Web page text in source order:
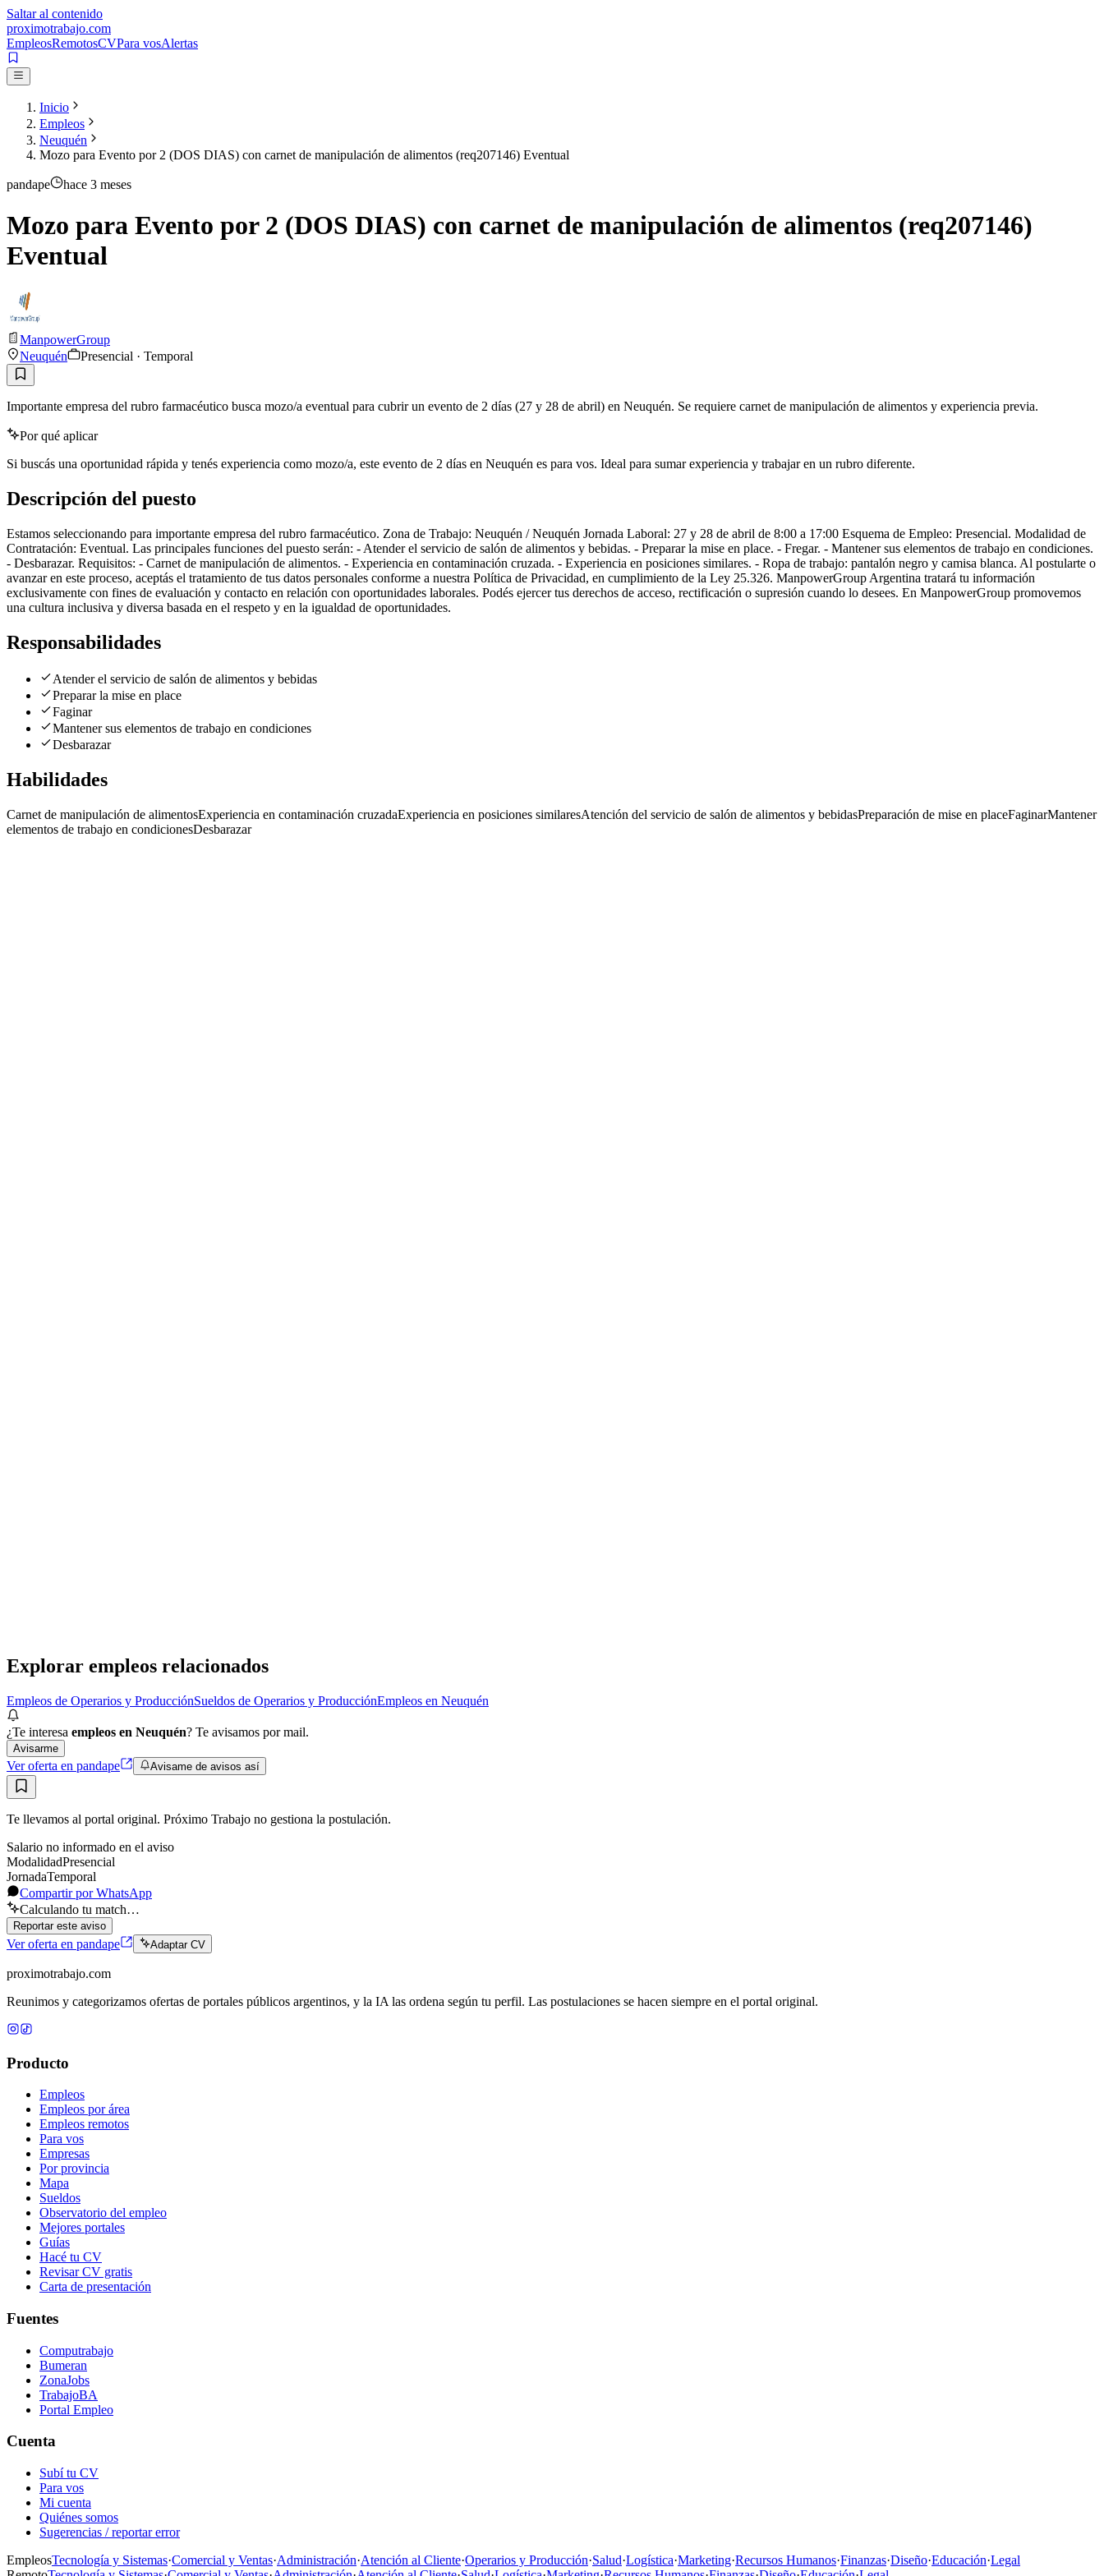
Saltar al contenido
proximotrabajo.com
EmpleosRemotosCVPara vosAlertas
Inicio
Empleos
Neuquén
Mozo para Evento por 2 (DOS DIAS) con carnet de manipulación de alimentos (req207146) Eventual
pandape hace 3 meses
Mozo para Evento por 2 (DOS DIAS) con carnet de manipulación de alimentos (req207146)
Eventual
ManpowerGroup
Neuquén
Presencial · Temporal
Importante empresa del rubro farmacéutico busca mozo/a eventual para cubrir un evento de 2 días (27 y 28 de abril) en Neuquén. Se requiere carnet de manipulación de alimentos y experiencia previa.
Por qué aplicar
Si buscás una oportunidad rápida y tenés experiencia como mozo/a, este evento de 2 días en Neuquén es para vos. Ideal para sumar experiencia y trabajar en un rubro diferente.
Descripción del puesto
Estamos seleccionando para importante empresa del rubro farmacéutico. Zona de Trabajo: Neuquén / Neuquén Jornada Laboral: 27 y 28 de abril de 8:00 a 17:00 Esquema de Empleo: Presencial. Modalidad de
Contratación: Eventual. Las principales funciones del puesto serán: - Atender el servicio de salón de alimentos y bebidas. - Preparar la mise en place. - Fregar. - Mantener sus elementos de trabajo en condiciones.
- Desbarazar. Requisitos: - Carnet de manipulación de alimentos. - Experiencia en contaminación cruzada. - Experiencia en posiciones similares. - Ropa de trabajo: pantalón negro y camisa blanca. Al postularte o
avanzar en este proceso, aceptás el tratamiento de tus datos personales conforme a nuestra Política de Privacidad, en cumplimiento de la Ley 25.326. ManpowerGroup Argentina tratará tu información
exclusivamente con fines de evaluación y contacto en relación con oportunidades laborales. Podés ejercer tus derechos de acceso, rectificación o supresión cuando lo desees. En ManpowerGroup promovemos
una cultura inclusiva y diversa basada en el respeto y en la igualdad de oportunidades.
Responsabilidades
Atender el servicio de salón de alimentos y bebidas
Preparar la mise en place
Faginar
Mantener sus elementos de trabajo en condiciones
Desbarazar
Habilidades
Carnet de manipulación de alimentosExperiencia en contaminación cruzadaExperiencia en posiciones similaresAtención del servicio de salón de alimentos y bebidasPreparación de mise en placeFaginarMantener
elementos de trabajo en condicionesDesbarazar
Explorar empleos relacionados
Empleos de Operarios y ProducciónSueldos de Operarios y ProducciónEmpleos en Neuquén
¿Te interesa empleos en Neuquén? Te avisamos por mail.
Avisarme
Ver oferta en pandape Avisame de avisos así
Te llevamos al portal original. Próximo Trabajo no gestiona la postulación.
Salario no informado en el aviso
ModalidadPresencial
JornadaTemporal
Compartir por WhatsApp
Calculando tu match…
Reportar este aviso
Ver oferta en pandape Adaptar CV
proximotrabajo.com
Reunimos y categorizamos ofertas de portales públicos argentinos, y la IA las ordena según tu perfil. Las postulaciones se hacen siempre en el portal original.
Producto
Empleos
Empleos por área
Empleos remotos
Para vos
Empresas
Por provincia
Mapa
Sueldos
Observatorio del empleo
Mejores portales
Guías
Hacé tu CV
Revisar CV gratis
Carta de presentación
Fuentes
Computrabajo
Bumeran
ZonaJobs
TrabajoBA
Portal Empleo
Cuenta
Subí tu CV
Para vos
Mi cuenta
Quiénes somos
Sugerencias / reportar error
EmpleosTecnología y Sistemas·Comercial y Ventas·Administración·Atención al Cliente·Operarios y Producción·Salud·Logística·Marketing·Recursos Humanos·Finanzas·Diseño·Educación·Legal